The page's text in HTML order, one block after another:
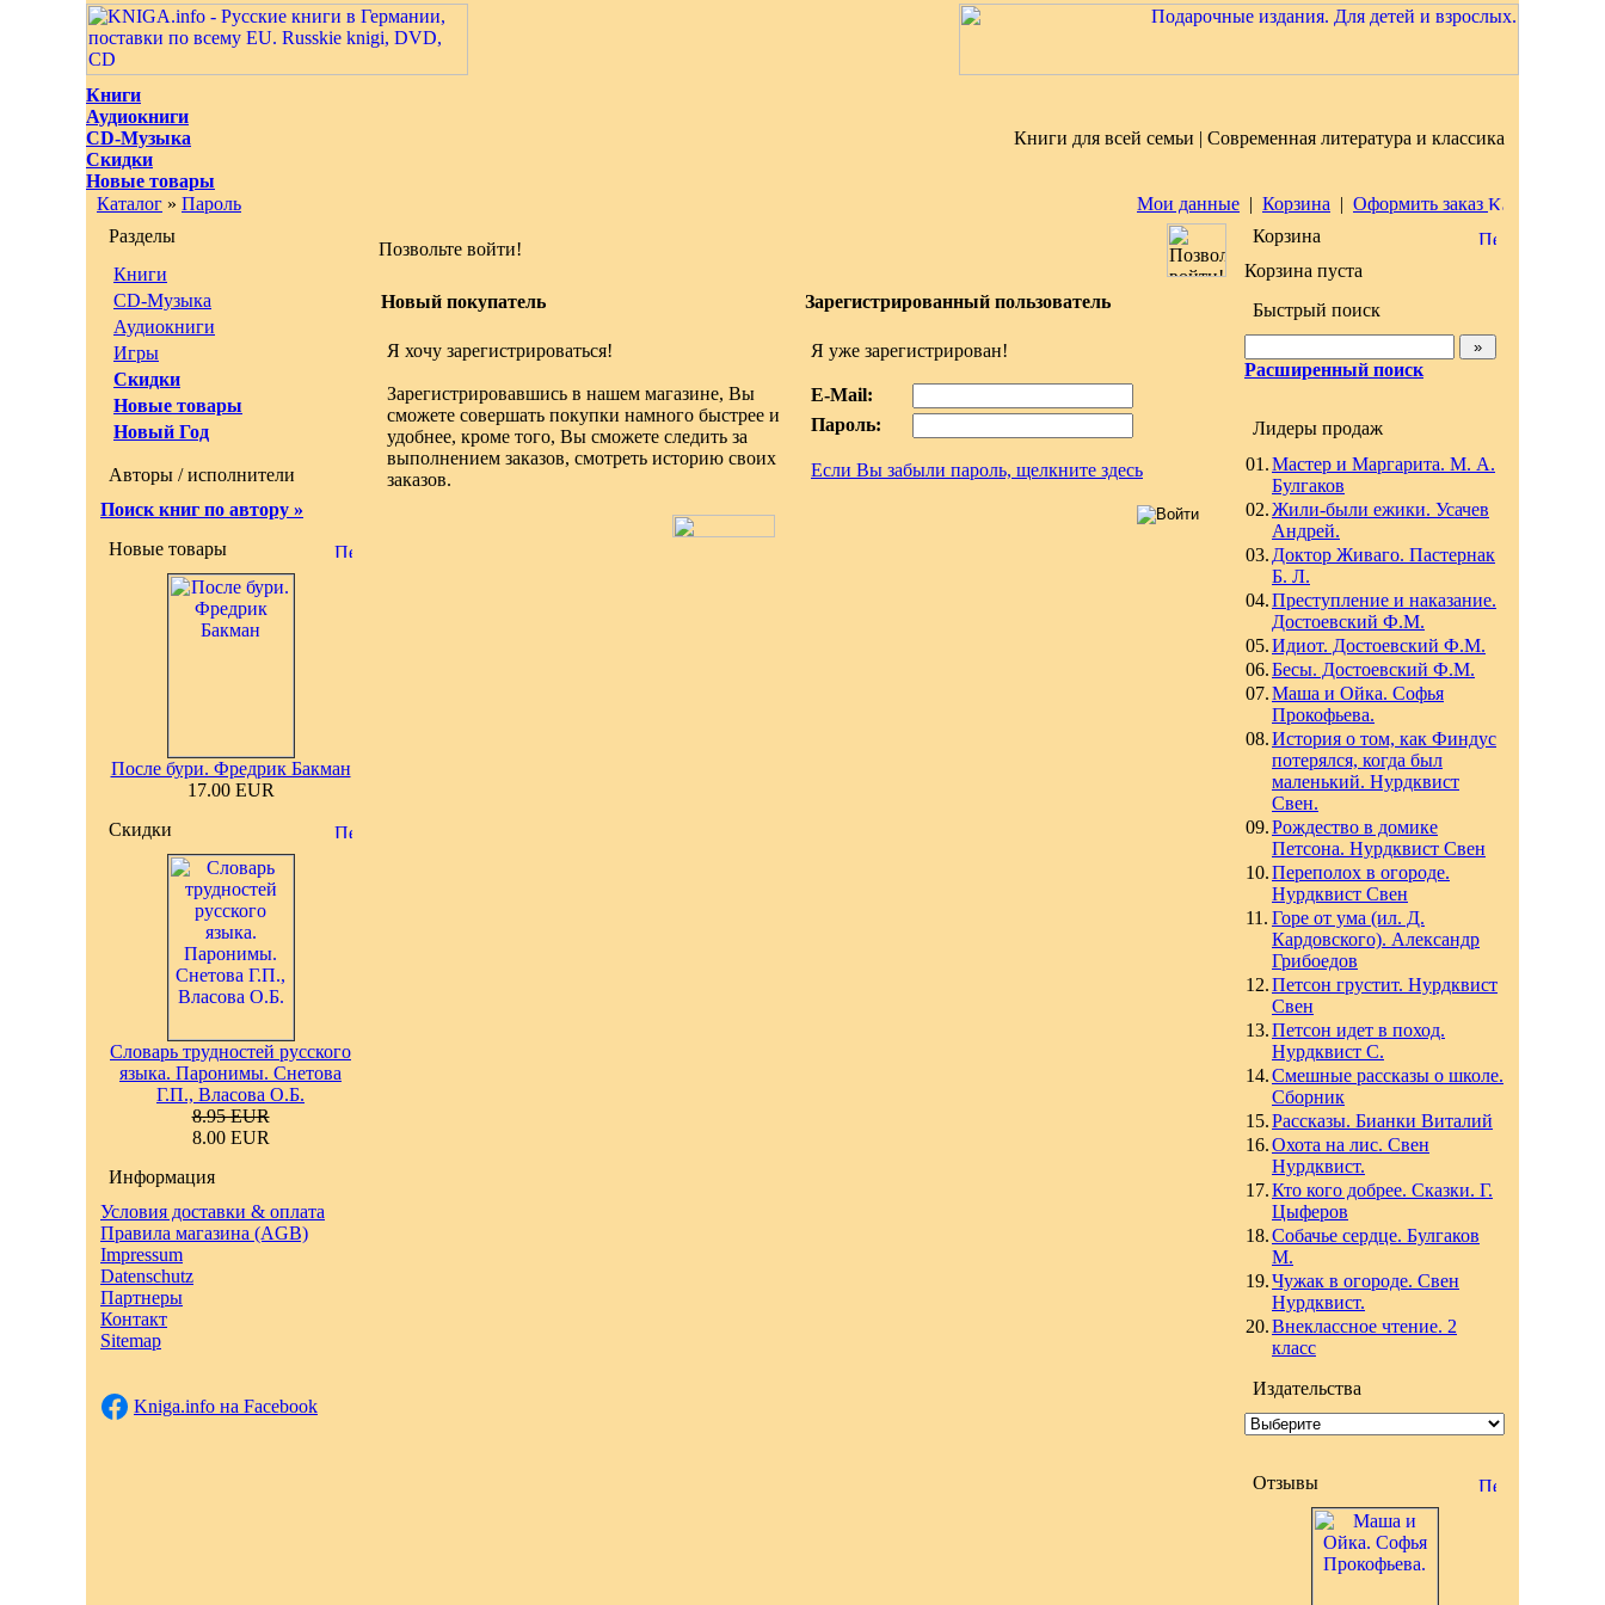
Книги
Аудиокниги
CD-Музыка
Скидки
Новые товары
Книги для всей семьи | Современная литература и классика
Каталог » Пароль Мои данные | Корзина | Оформить заказ
Разделы
Книги
CD-Музыка
Аудиокниги
Игры
Скидки
Новые товары
Новый Год
Авторы / исполнители
Поиск книг по автору »
Новые товары
После бури. Фредрик Бакман
17.00 EUR
Скидки
Словарь трудностей русского
языка. Паронимы. Снетова
Г.П., Власова О.Б.
8.95 EUR
8.00 EUR
Информация
Условия доставки & оплата
Правила магазина (AGB)
Impressum
Datenschutz
Партнеры
Контакт
Sitemap
Kniga.info на Facebook
Позвольте войти!
Новый покупатель Зарегистрированный пользователь
Я хочу зарегистрироваться!
Зарегистрировавшись в нашем магазине, Вы
сможете совершать покупки намного быстрее и
удобнее, кроме того, Вы сможете следить за
выполнением заказов, смотреть историю своих
заказов.
Я уже зарегистрирован!
E-Mail:
Пароль:
Если Вы забыли пароль, щелкните здесь
Корзина
Корзина пуста
Быстрый поиск
Расширенный поиск
Лидеры продаж
01.Мастер и Маргарита. М. А.
Булгаков
02.Жили-были ежики. Усачев
Андрей.
03. Доктор Живаго. Пастернак
Б. Л.
04.Преступление и наказание.
Достоевский Ф.М.
05.Идиот. Достоевский Ф.М.
06.Бесы. Достоевский Ф.М.
07.Маша и Ойка. Софья
Прокофьева.
08.История о том, как Финдус
потерялся, когда был
маленький. Нурдквист
Свен.
09.Рождество в домике
Петсона. Нурдквист Свен
10.Переполох в огороде.
Нурдквист Свен
11. Горе от ума (ил. Д.
Кардовского). Александр
Грибоедов
12.Петсон грустит. Нурдквист
Свен
13.Петсон идет в поход.
Нурдквист С.
14.Смешные рассказы о школе.
Сборник
15.Рассказы. Бианки Виталий
16.Охота на лис. Свен
Нурдквист.
17.Кто кого добрее. Сказки. Г.
Цыферов
18.Собачье сердце. Булгаков
М.
19.Чужак в огороде. Свен
Нурдквист.
20.Внеклассное чтение. 2
класс
Издательства
Отзывы